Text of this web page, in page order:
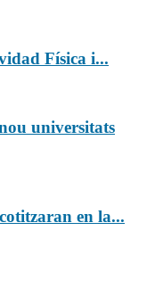
Física i...
universitats
en la...